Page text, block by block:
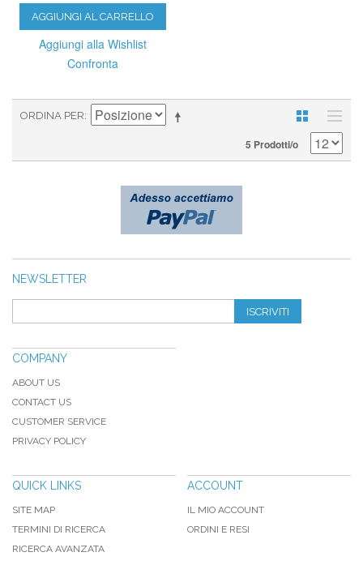
AGGIUNGI AL CARRELLO
Aggiungi alla Wishlist
Confronta
ORDINA PER
5 Prodotti/o
NEWSLETTER
ISCRIVITI
COMPANY
ABOUT US
CONTACT US
CUSTOMER SERVICE
PRIVACY POLICY
QUICK LINKS
SITE MAP
TERMINI DI RICERCA
RICERCA AVANZATA
ACCOUNT
IL MIO ACCOUNT
ORDINI E RESI